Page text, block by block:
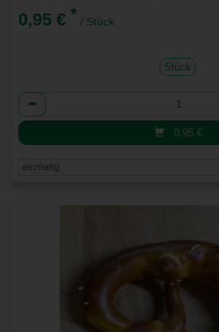
0,95 € * / Stück
Stück
Anzahl
0,95 €